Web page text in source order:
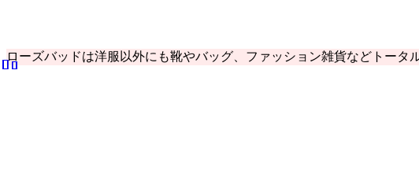
ローズバッドは洋服以外にも靴やバッグ、ファッション雑貨などトータ